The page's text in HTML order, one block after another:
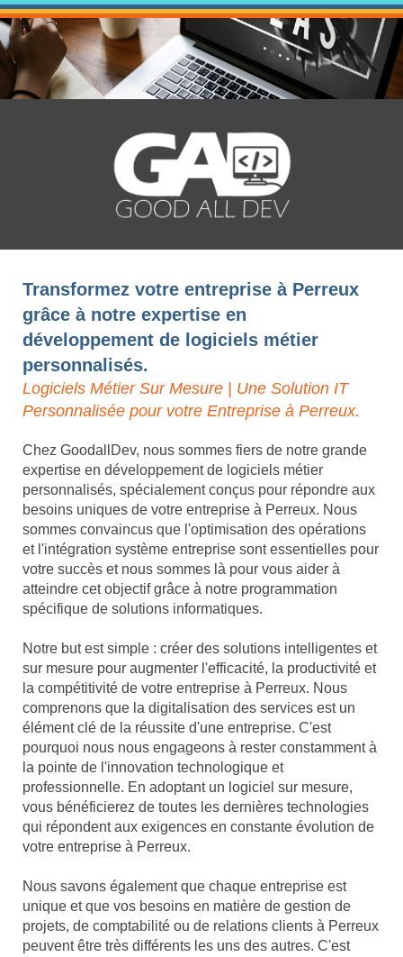
Transformez votre entreprise à Perreux
grâce à notre expertise en
développement de logiciels métier
personnalisés.
Logiciels Métier Sur Mesure | Une Solution IT
Personnalisée pour votre Entreprise à Perreux.
Chez GoodallDev, nous sommes fiers de notre grande
expertise en développement de logiciels métier
personnalisés, spécialement conçus pour répondre aux
besoins uniques de votre entreprise à Perreux. Nous
sommes convaincus que l'optimisation des opérations
et l'intégration système entreprise sont essentielles pour
votre succès et nous sommes là pour vous aider à
atteindre cet objectif grâce à notre programmation
spécifique de solutions informatiques.
Notre but est simple : créer des solutions intelligentes et
sur mesure pour augmenter l'efficacité, la productivité et
la compétitivité de votre entreprise à Perreux. Nous
comprenons que la digitalisation des services est un
élément clé de la réussite d'une entreprise. C'est
pourquoi nous nous engageons à rester constamment à
la pointe de l'innovation technologique et
professionnelle. En adoptant un logiciel sur mesure,
vous bénéficierez de toutes les dernières technologies
qui répondent aux exigences en constante évolution de
votre entreprise à Perreux.
Nous savons également que chaque entreprise est
unique et que vos besoins en matière de gestion de
projets, de comptabilité ou de relations clients à Perreux
peuvent être très différents les uns des autres. C'est